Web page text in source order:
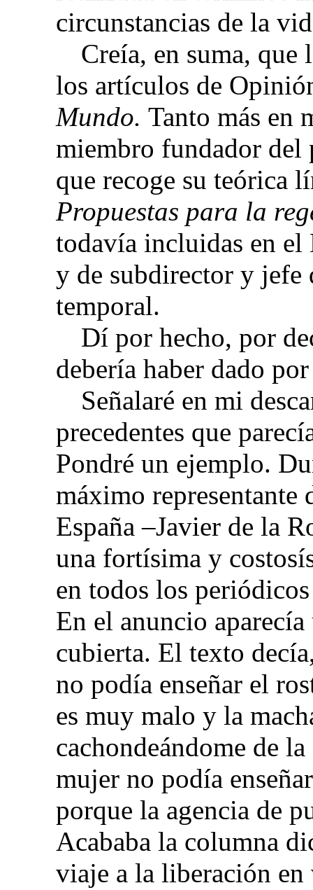
circunstancias de la
Creía, en suma, que
los artículos de
Mundo. Tanto más en
miembro fundador del
que recoge su teórica
Propuestas para la
todavía incluidas en
y de subdirector y jefe
temporal.
Dí por hecho, por
debería haber dado
Señalaré en mi
precedentes que
Pondré un ejemplo.
máximo representante
España –Javier de la
una fortísima y
en todos los
En el anuncio
cubierta. El texto
no podía enseñar el
es muy malo y la
cachondeándome de
mujer no podía
porque la agencia de
Acababa la columna
viaje a la liberación